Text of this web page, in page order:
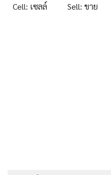
Cell: เซลล์ Sell: ขาย